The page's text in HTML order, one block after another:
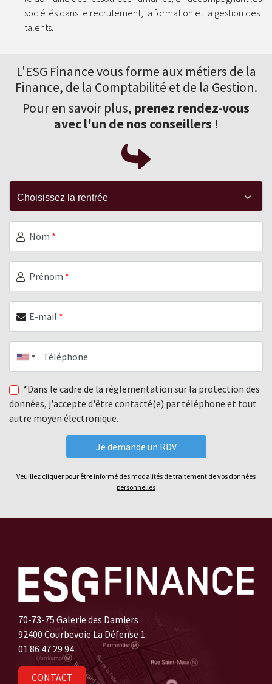
sociétés dans le recrutement, la formation et la gestion des
talents.
L'ESG Finance vous forme aux métiers de la
Finance, de la Comptabilité et de la Gestion.
Pour en savoir plus, prenez rendez-vous
avec l'un de nos conseillers !
Nom *
Prénom *
E-mail *
Téléphone
*Dans le cadre de la réglementation sur la protection des
données, j'accepte d'être contacté(e) par téléphone et tout
autre moyen électronique.
Veuillez cliquer pour être informé des modalités de traitement de vos données
personnelles
70-73-75 Galerie des Damiers
92400 Courbevoie La Défense 1
01 86 47 29 94
CONTACT